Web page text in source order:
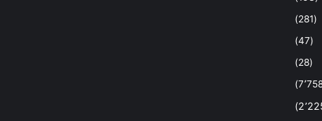
(281)
(47)
(28)